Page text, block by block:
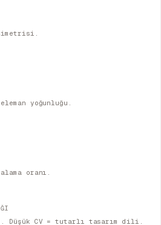
yoğunluğu.
oranı.
Düşük CV = tutarlı tasarım dili.